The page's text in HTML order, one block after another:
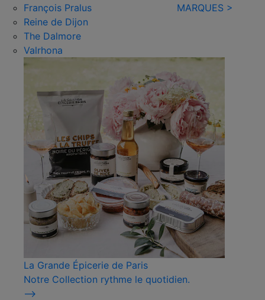
François Pralus
Reine de Dijon
The Dalmore
Valrhona
MARQUES >
La Grande Épicerie de Paris
Notre Collection rythme le quotidien.
⟶